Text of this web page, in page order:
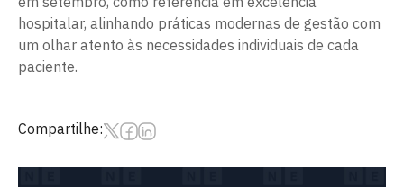
hospitalar, alinhando práticas modernas de gestão com
um olhar atento às necessidades individuais de cada
paciente.
Compartilhe: